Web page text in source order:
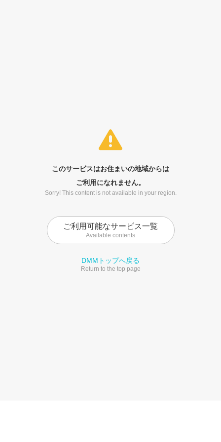
このサービスはお住まいの地域からは
ご利用になれません。
Sorry! This content is not available in your region.
ご利用可能なサービス一覧
Available contents
DMMトップへ戻る
Return to the top page